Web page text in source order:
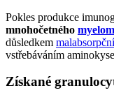
Pokles produkce
mnohočetného
důsledkem
vstřebáváním
Získané